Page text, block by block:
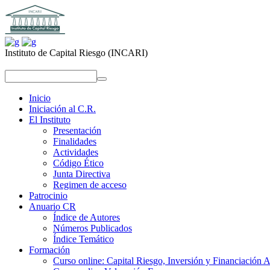
Instituto de Capital Riesgo (INCARI)
Inicio
Iniciación al C.R.
El Instituto
Presentación
Finalidades
Actividades
Código Ético
Junta Directiva
Regimen de acceso
Patrocinio
Anuario CR
Índice de Autores
Números Publicados
Índice Temático
Formación
Curso online: Capital Riesgo, Inversión y Financiación